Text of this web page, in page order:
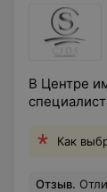
В Центре
Как
Отзыв.